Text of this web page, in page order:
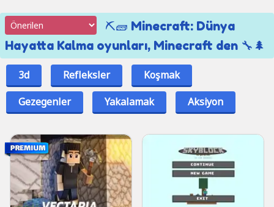
⛏️🧱 Minecraft: Dünya
Hayatta Kalma oyunları, Minecraft den 🔧🌲
3d Refleksler
Koşmak
Gezegenler
Yakalamak Aksiyon